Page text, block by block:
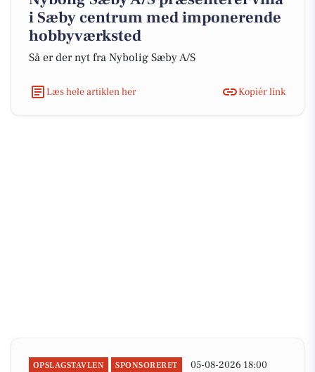
i Sæby centrum med imponerende
hobbyværksted
Så er der nyt fra Nybolig Sæby A/S
Læs hele artiklen her Kopiér link
OPSLAGSTAVLEN SPONSORERET 05-08-2026 18:00